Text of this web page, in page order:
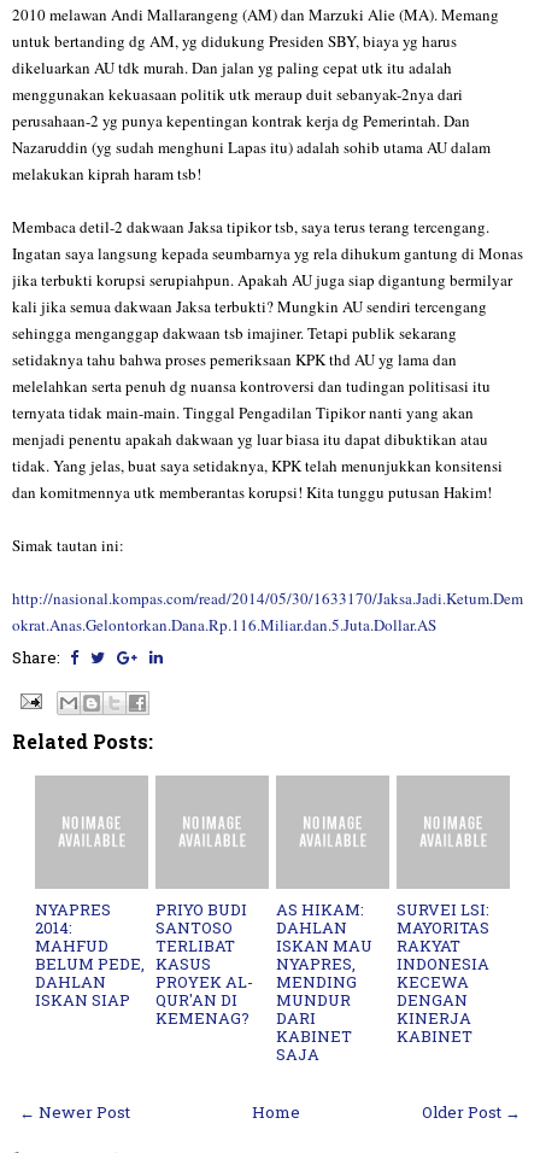
2010 melawan Andi Mallarangeng (AM) dan Marzuki Alie (MA). Memang
untuk bertanding dg AM, yg didukung Presiden SBY, biaya yg harus
dikeluarkan AU tdk murah. Dan jalan yg paling cepat utk itu adalah
menggunakan kekuasaan politik utk meraup duit sebanyak-2nya dari
perusahaan-2 yg punya kepentingan kontrak kerja dg Pemerintah. Dan
Nazaruddin (yg sudah menghuni Lapas itu) adalah sohib utama AU dalam
melakukan kiprah haram tsb!
Membaca detil-2 dakwaan Jaksa tipikor tsb, saya terus terang tercengang.
Ingatan saya langsung kepada seumbarnya yg rela dihukum gantung di Monas
jika terbukti korupsi serupiahpun. Apakah AU juga siap digantung bermilyar
kali jika semua dakwaan Jaksa terbukti? Mungkin AU sendiri tercengang
sehingga menganggap dakwaan tsb imajiner. Tetapi publik sekarang
setidaknya tahu bahwa proses pemeriksaan KPK thd AU yg lama dan
melelahkan serta penuh dg nuansa kontroversi dan tudingan politisasi itu
ternyata tidak main-main. Tinggal Pengadilan Tipikor nanti yang akan
menjadi penentu apakah dakwaan yg luar biasa itu dapat dibuktikan atau
tidak. Yang jelas, buat saya setidaknya, KPK telah menunjukkan konsitensi
dan komitmennya utk memberantas korupsi! Kita tunggu putusan Hakim!
Simak tautan ini:
http://nasional.kompas.com/read/2014/05/30/1633170/Jaksa.Jadi.Ketum.Dem
okrat.Anas.Gelontorkan.Dana.Rp.116.Miliar.dan.5.Juta.Dollar.AS
Share:
Related Posts:
NYAPRES
2014:
MAHFUD
BELUM PEDE,
DAHLAN
ISKAN SIAP
PRIYO BUDI
SANTOSO
TERLIBAT
KASUS
PROYEK AL-
QUR'AN DI
KEMENAG?
AS HIKAM:
DAHLAN
ISKAN MAU
NYAPRES,
MENDING
MUNDUR
DARI
KABINET
SAJA
SURVEI LSI:
MAYORITAS
RAKYAT
INDONESIA
KECEWA
DENGAN
KINERJA
KABINET
← Newer Post Older Post →
Home